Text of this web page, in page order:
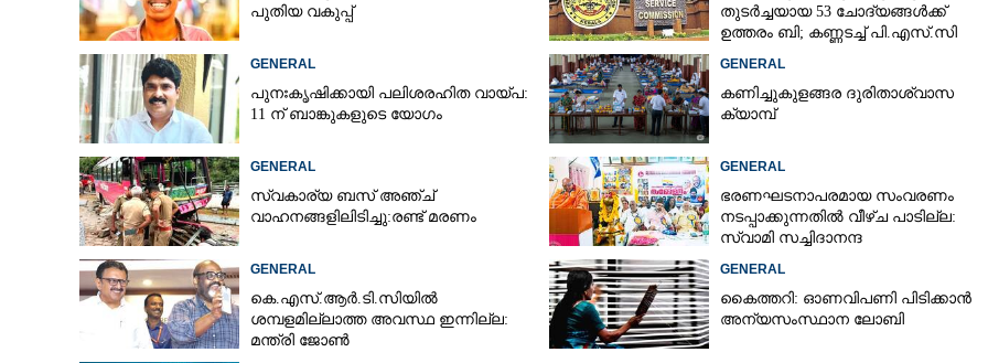
പുതിയ വകുപ്പ്
തുടർച്ചയായ 53 ചോദ്യങ്ങൾക്ക്
ഉത്തരം ബി; കണ്ണടച്ച് പി.എസ്.സി
GENERAL
പുനഃകൃഷിക്കായി പലിശരഹിത വായ്പ:
11 ന് ബാങ്കുകളുടെ യോഗം
GENERAL
കണിച്ചുകുളങ്ങര ദുരിതാശ്വാസ
ക്യാമ്പ്
GENERAL
സ്വകാര്യ ബസ് അഞ്ച്
വാഹനങ്ങളിലിടിച്ചു:രണ്ട് മരണം
GENERAL
ഭരണഘടനാപരമായ സംവരണം
നടപ്പാക്കുന്നതിൽ വീഴ്ച പാടില്ല:
സ്വാമി സച്ചിദാനന്ദ
GENERAL
കെ.എസ്.ആർ.ടി.സിയിൽ
ശമ്പളമില്ലാത്ത അവസ്ഥ ഇന്നില്ല:
മന്ത്രി ജോൺ
GENERAL
കൈത്തറി: ഓണവിപണി പിടിക്കാൻ
അന്യസംസ്ഥാന ലോബി